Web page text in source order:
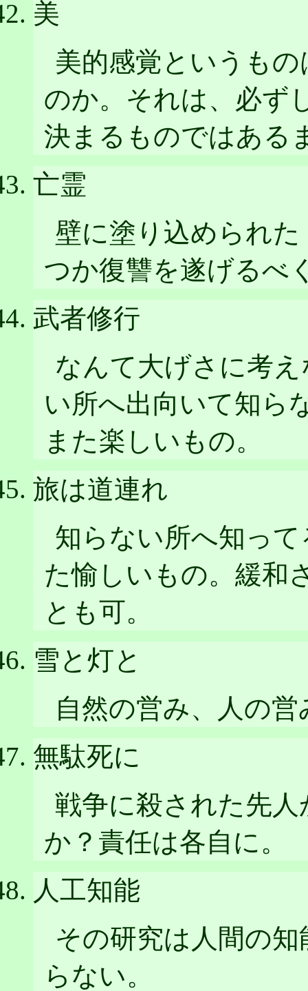
美
美的感覚というも
のか。それは、必ず
決まるものではある
亡霊
壁に塗り込められ
つか復讐を遂げるべ
武者修行
なんて大げさに考
い所へ出向いて知ら
また楽しいもの。
旅は道連れ
知らない所へ知っ
た愉しいもの。緩和
とも可。
雪と灯と
自然の営み、人の
無駄死に
戦争に殺された先
か？責任は各自に。
人工知能
その研究は人間の
らない。